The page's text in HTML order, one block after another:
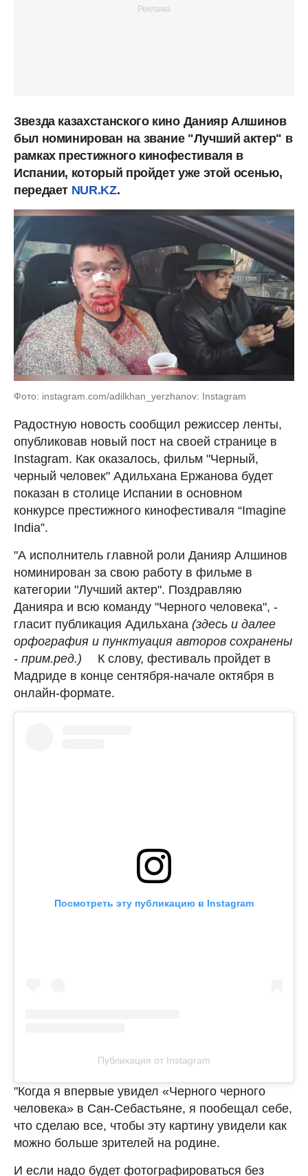
Звезда казахстанского кино Данияр Алшинов
был номинирован на звание "Лучший актер" в
рамках престижного кинофестиваля в
Испании, который пройдет уже этой осенью,
передает NUR.KZ.
Фото: instagram.com/adilkhan_yerzhanov: Instagram
Радостную новость сообщил режиссер ленты,
опубликовав новый пост на своей странице в
Instagram. Как оказалось, фильм "Черный,
черный человек" Адильхана Ержанова будет
показан в столице Испании в основном
конкурсе престижного кинофестиваля “Imagine
India”.
"А исполнитель главной роли Данияр Алшинов
номинирован за свою работу в фильме в
категории "Лучший актер". Поздравляю
Данияра и всю команду "Черного человека", -
гласит публикация Адильхана (здесь и далее
орфография и пунктуация авторов сохранены
- прим.ред.)
⠀ К слову, фестиваль пройдет в
Мадриде в конце сентября-начале октября в
онлайн-формате.
Посмотреть эту публикацию в Instagram
Публикация от Instagram
"Когда я впервые увидел «Черного черного
человека» в Сан-Себастьяне, я пообещал себе,
что сделаю все, чтобы эту картину увидели как
можно больше зрителей на родине.
И если надо будет фотографироваться без